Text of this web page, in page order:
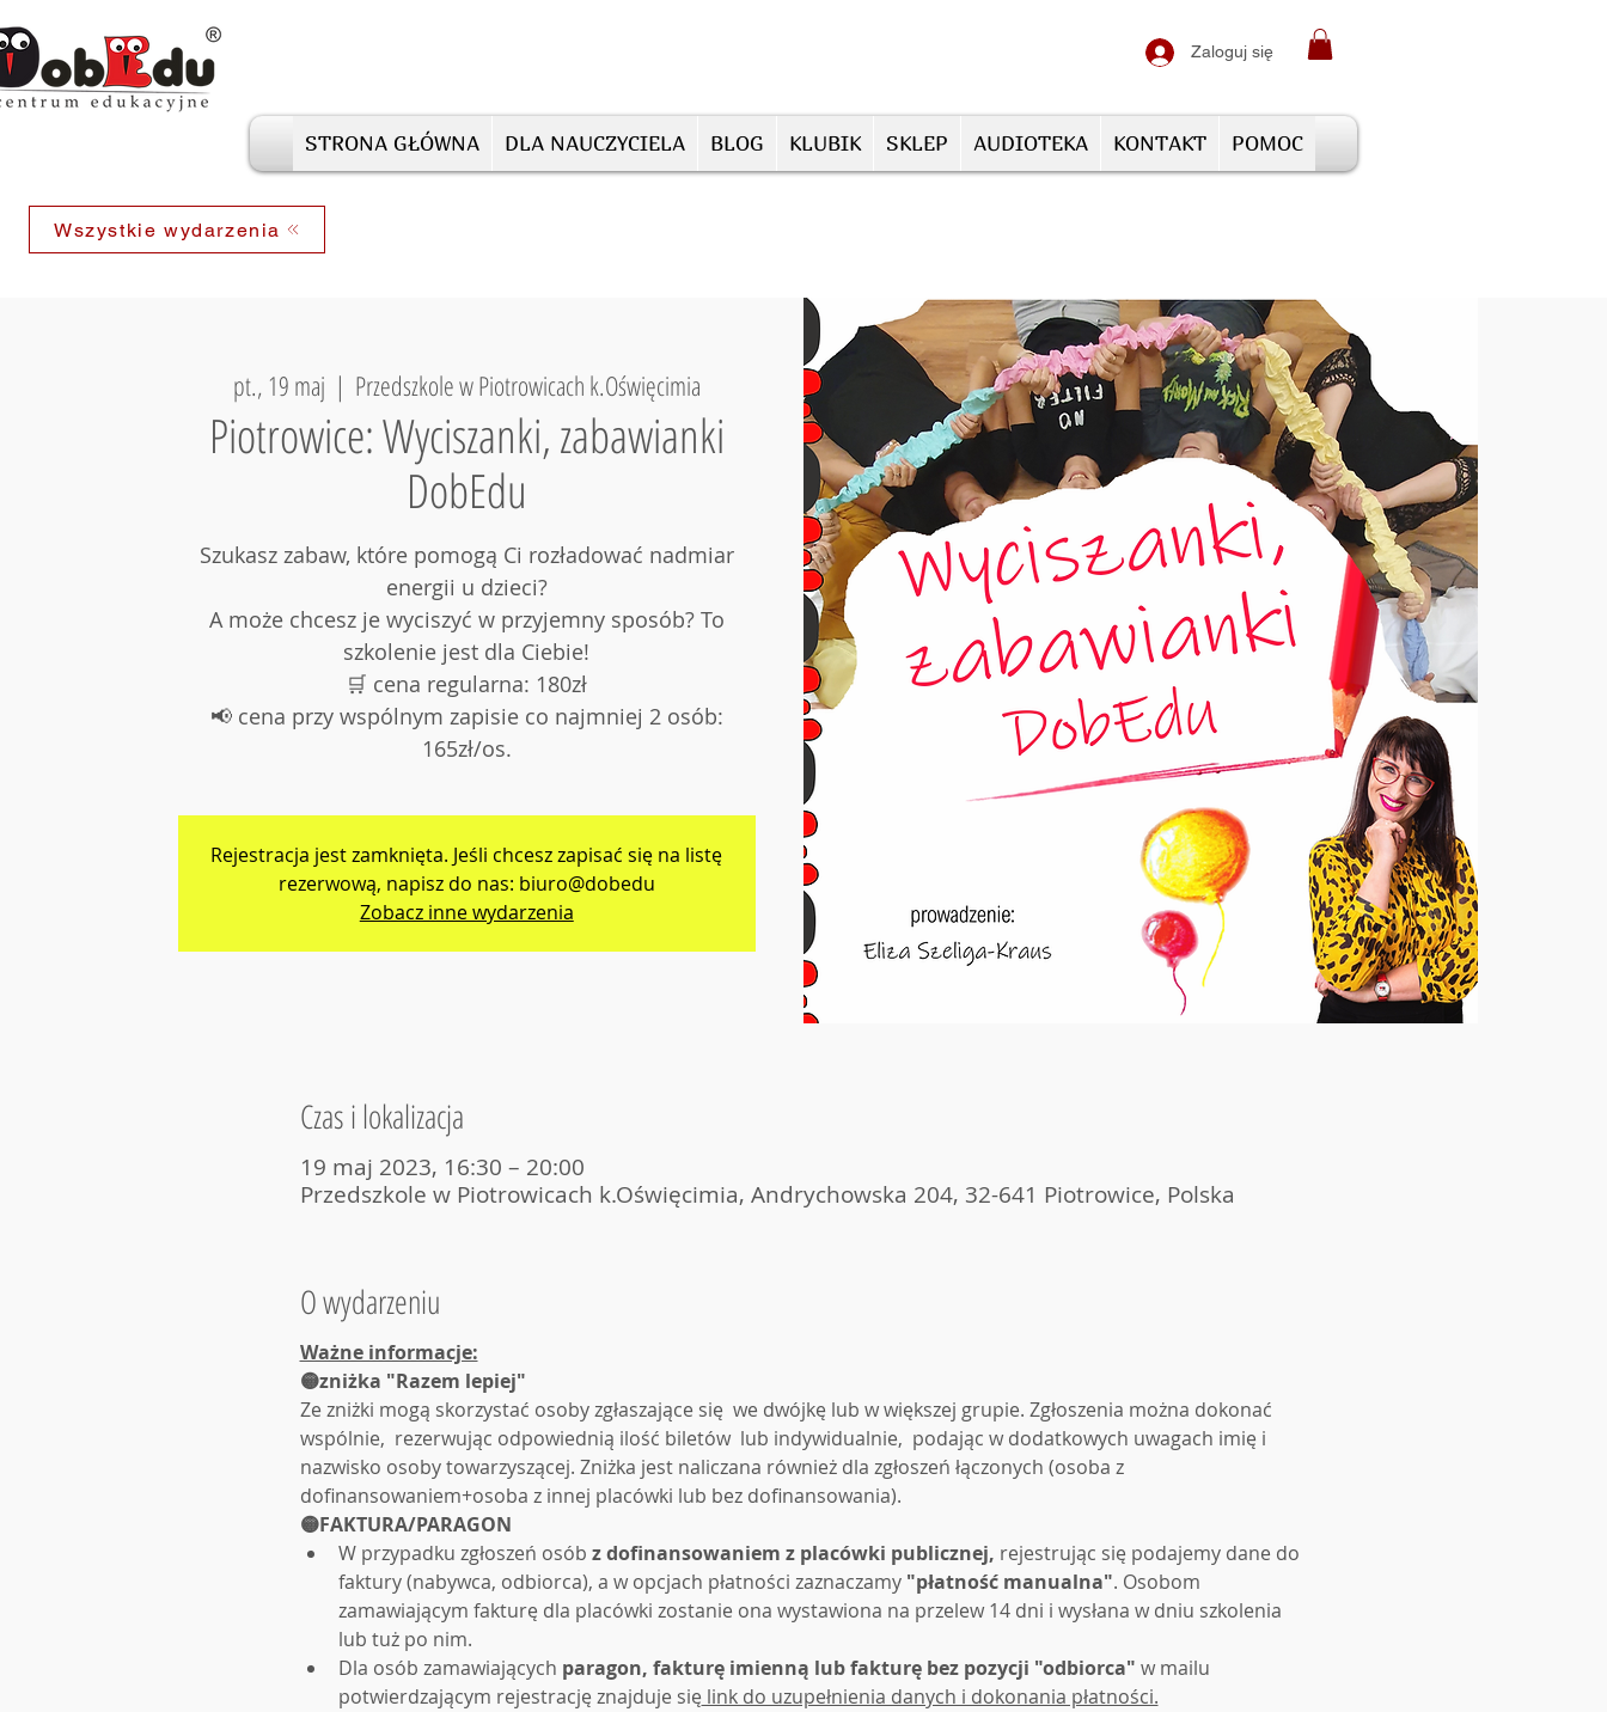
Zaloguj się
STRONA GŁÓWNA DLA NAUCZYCIELA BLOG KLUBIK SKLEP AUDIOTEKA KONTAKT POMOC
Wszystkie wydarzenia
pt., 19 maj
  |
Przedszkole w Piotrowicach k.Oświęcimia
Piotrowice: Wyciszanki, zabawianki
DobEdu
Szukasz zabaw, które pomogą Ci rozładować nadmiar
energii u dzieci?
A może chcesz je wyciszyć w przyjemny sposób? To
szkolenie jest dla Ciebie!
🛒 cena regularna: 180zł
📢 cena przy wspólnym zapisie co najmniej 2 osób:
165zł/os.
Rejestracja jest zamknięta. Jeśli chcesz zapisać się na listę
rezerwową, napisz do nas: biuro@dobedu
Zobacz inne wydarzenia
Czas i lokalizacja
19 maj 2023, 16:30 – 20:00
Przedszkole w Piotrowicach k.Oświęcimia, Andrychowska 204, 32-641 Piotrowice, Polska
O wydarzeniu
Ważne informacje:
🟡zniżka "Razem lepiej"
Ze zniżki mogą skorzystać osoby zgłaszające się  we dwójkę lub w większej grupie. Zgłoszenia można dokonać
wspólnie,  rezerwując odpowiednią ilość biletów  lub indywidualnie,  podając w dodatkowych uwagach imię i
nazwisko osoby towarzyszącej. Zniżka jest naliczana również dla zgłoszeń łączonych (osoba z
dofinansowaniem+osoba z innej placówki lub bez dofinansowania).
🟡FAKTURA/PARAGON
W przypadku zgłoszeń osób z dofinansowaniem z placówki publicznej, rejestrując się podajemy dane do
faktury (nabywca, odbiorca), a w opcjach płatności zaznaczamy "płatność manualna". Osobom
zamawiającym fakturę dla placówki zostanie ona wystawiona na przelew 14 dni i wysłana w dniu szkolenia
lub tuż po nim.
Dla osób zamawiających paragon, fakturę imienną lub fakturę bez pozycji "odbiorca" w mailu
potwierdzającym rejestrację znajduje się link do uzupełnienia danych i dokonania płatności.